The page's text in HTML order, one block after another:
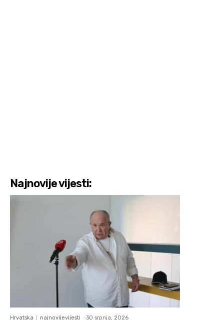
Najnovije vijesti:
Hrvatska najnovijevijesti - 30 srpnja, 2026